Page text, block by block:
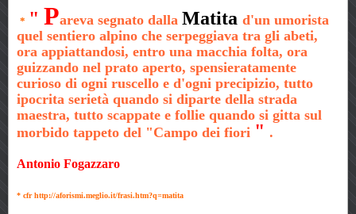
* " Pareva segnato dalla Matita d'un umorista
quel sentiero alpino che serpeggiava tra gli abeti,
ora appiattandosi, entro una macchia folta, ora
guizzando nel prato aperto, spensieratamente
curioso di ogni ruscello e d'ogni precipizio, tutto
ipocrita serietà quando si diparte della strada
maestra, tutto scappate e follie quando si gitta sul
morbido tappeto del "Campo dei fiori " .
Antonio Fogazzaro
* cfr http://aforismi.meglio.it/frasi.htm?q=matita